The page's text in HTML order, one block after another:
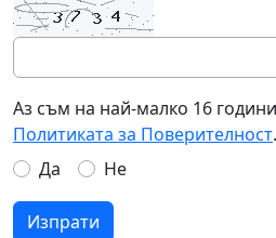
Аз съм на най-малко 16
Политиката за Поверителност.
Да
Не
Изпрати